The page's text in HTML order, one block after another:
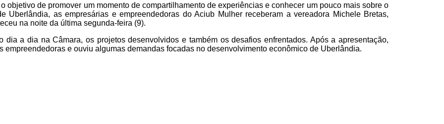
objetivo de promover um momento de compartilhamento de experiências e conhecer um pouco mais sobre o
Uberlândia, as empresárias e empreendedoras do Aciub Mulher receberam a vereadora Michele Bretas,
na noite da última segunda-feira (9).
dia a dia na Câmara, os projetos desenvolvidos e também os desafios enfrentados. Após a apresentação,
e ouviu algumas demandas focadas no desenvolvimento econômico de Uberlândia.